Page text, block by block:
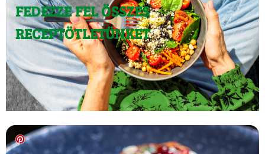
FEDEZZE FEL ÖSSZES
RECEPTÖTLETÜNKET